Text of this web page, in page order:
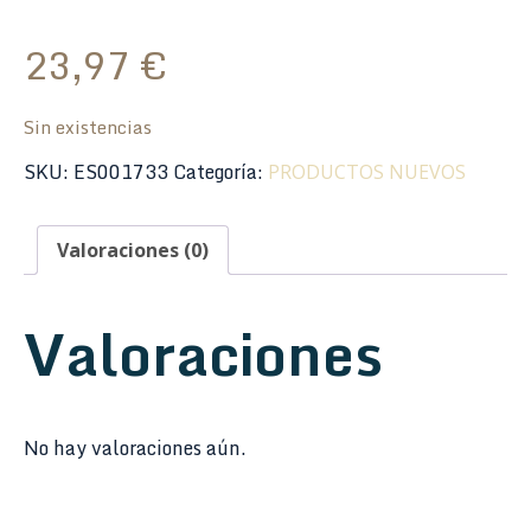
23,97 €
Sin existencias
SKU: ES001733Categoría: PRODUCTOS NUEVOS
Valoraciones (0)
Valoraciones
No hay valoraciones aún.